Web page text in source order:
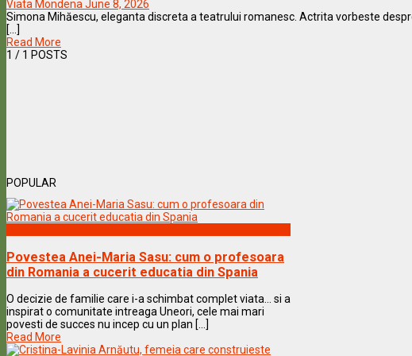
Viata Mondena June 8, 2026
Simona Mihăescu, eleganta discreta a teatrului romanesc. Actrita vorbeste
[...]
Read More
1 / 1 POSTS
POPULAR
Povestea Anei-Maria Sasu: cum o profesoara
din Romania a cucerit educatia din Spania
O decizie de familie care i-a schimbat complet viata… si a
inspirat o comunitate intreaga Uneori, cele mai mari
povesti de succes nu incep cu un plan [...]
Read More